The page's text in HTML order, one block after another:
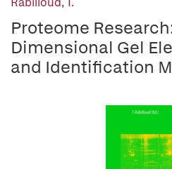
Proteome
Dimensional Gel
and Identification